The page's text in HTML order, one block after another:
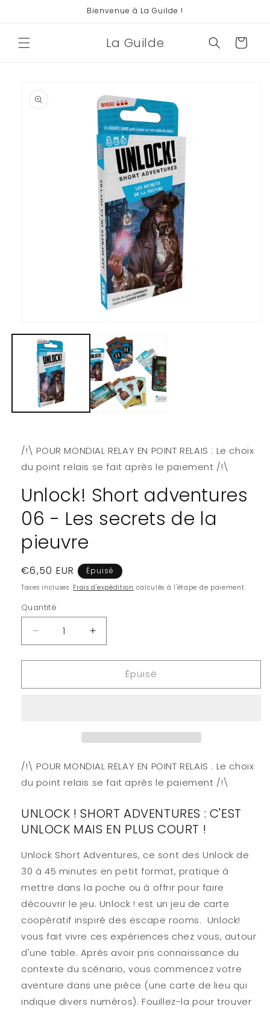
contenu
Bienvenue à La Guilde !
La Guilde Panier
informations
produits
le
média
dans
fenêtre
modale
/!\ POUR MONDIAL RELAY EN POINT RELAIS : Le choix
du point relais se fait après le paiement /!\
Unlock! Short adventures
06 - Les secrets de la
pieuvre
Prix
habituel
€6,50 EUR Épuisé
Taxes incluses. Frais d'expédition calculés à l'étape de paiement.
Quantité
Quantité
Réduire
la
quantité
Unlock!
secrets
la
Augmenter
la
quantité
Unlock!
secrets
la
Épuisé
/!\ POUR MONDIAL RELAY EN POINT RELAIS : Le choix
du point relais se fait après le paiement /!\
UNLOCK ! SHORT ADVENTURES : C'EST
UNLOCK MAIS EN PLUS COURT !
Unlock Short Adventures, ce sont des Unlock de
30 à 45 minutes en petit format, pratique à
mettre dans la poche ou à offrir pour faire
découvrir le jeu. Unlock ! est un jeu de carte
coopératif inspiré des escape rooms. Unlock!
vous fait vivre ces expériences chez vous, autour
d'une table. Après avoir pris connaissance du
contexte du scénario, vous commencez votre
aventure dans une pièce (une carte de lieu qui
indique divers numéros). Fouillez-la pour trouver